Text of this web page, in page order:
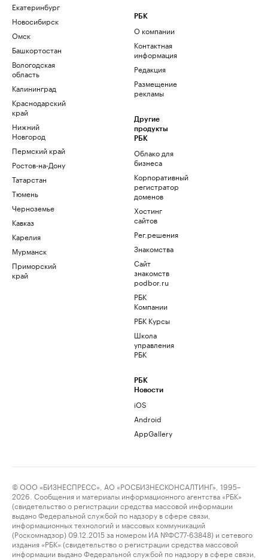
Екатеринбург
Новосибирск
Омск
Башкортостан
Вологодская
область
Калининград
Краснодарский
край
Нижний
Новгород
Пермский край
Ростов-на-Дону
Татарстан
Тюмень
Черноземье
Кавказ
Карелия
Мурманск
Приморский
край
РБК
О компании
Контактная
информация
Редакция
Размещение
рекламы
Другие
продукты
РБК
Облако для
бизнеса
Корпоративный
регистратор
доменов
Хостинг
сайтов
Рег.решения
Знакомства
Сайт
знакомств
podbor.ru
РБК
Компании
РБК Курсы
Школа
управления
РБК
РБК
Новости
iOS
Android
AppGallery
© ООО «БИЗНЕСПРЕСС», АО «РОСБИЗНЕСКОНСАЛТИНГ», 1995–
2026. Сообщения и материалы информационного агентства «РБК»
(свидетельство о регистрации средства массовой информации
выдано Федеральной службой по надзору в сфере связи,
информационных технологий и массовых коммуникаций
(Роскомнадзор) 09.12.2015 за номером ИА №ФС77-63848) и сетевого
издания «РБК» (свидетельство о регистрации средства массовой
информации выдано Федеральной службой по надзору в сфере связи,